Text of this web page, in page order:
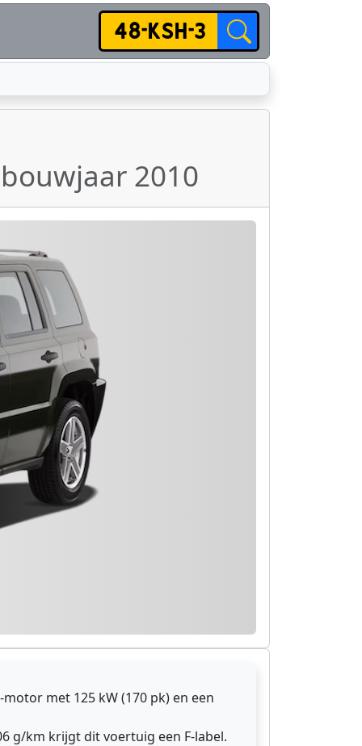
2010
met 125 kW (170 pk) en een
g/km krijgt dit voertuig een F-label.